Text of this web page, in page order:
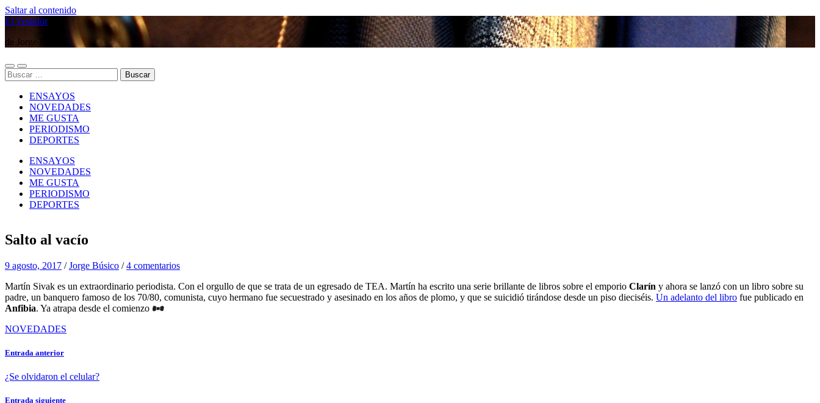
Saltar al contenido
El Vestidor
de Jorge Búsico
Alternar
el
móvil
Alternar
el
de
búsqueda
Buscar:
ENSAYOS
NOVEDADES
ME GUSTA
PERIODISMO
DEPORTES
ENSAYOS
NOVEDADES
ME GUSTA
PERIODISMO
DEPORTES
Salto al vacío
9 agosto, 2017 /Jorge Búsico /4 comentarios
Martín Sivak es un extraordinario periodista. Con el orgullo de que se trata de un egresado de TEA. Martín ha escrito una serie brillante de libros sobre el emporio Clarín y ahora se lanzó con un libro sobre su
padre, un banquero famoso de los 70/80, comunista, cuyo hermano fue secuestrado y asesinado en los años de plomo, y que se suicidió tirándose desde un piso dieciséis. Un adelanto del libro fue publicado en
Anfibia. Ya atrapa desde el comienzo
NOVEDADES
Entrada anterior
¿Se olvidaron el celular?
Entrada siguiente